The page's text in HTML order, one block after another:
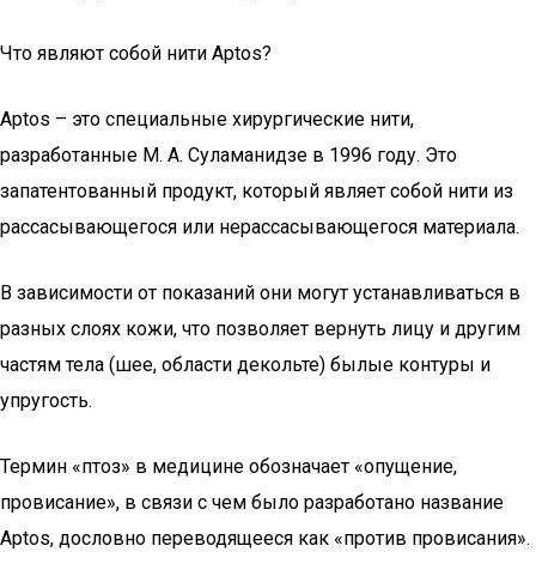
Что являют собой нити Aptos?
Aptos – это специальные хирургические нити,
разработанные М. А. Суламанидзе в 1996 году. Это
запатентованный продукт, который являет собой нити из
рассасывающегося или нерассасывающегося материала.
В зависимости от показаний они могут устанавливаться в
разных слоях кожи, что позволяет вернуть лицу и другим
частям тела (шее, области декольте) былые контуры и
упругость.
Термин «птоз» в медицине обозначает «опущение,
провисание», в связи с чем было разработано название
Aptos, дословно переводящееся как «против провисания».